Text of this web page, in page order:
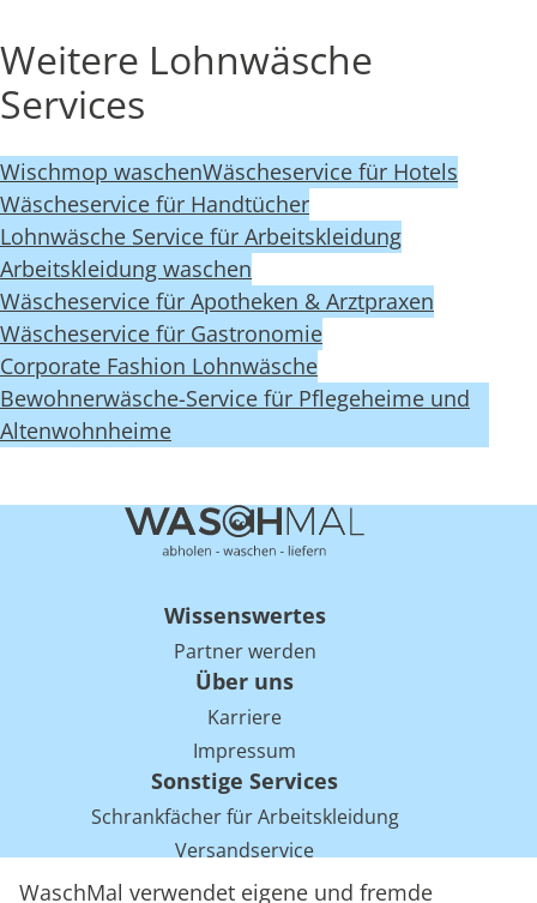
WaschMal verwendet eigene und fremde
Weitere Lohnwäsche
Services
Wischmop waschenWäscheservice für Hotels
Wäscheservice für Handtücher
Lohnwäsche Service für Arbeitskleidung
Arbeitskleidung waschen
Wäscheservice für Apotheken & Arztpraxen
Wäscheservice für Gastronomie
Corporate Fashion Lohnwäsche
Bewohnerwäsche-Service für Pflegeheime und
Altenwohnheime
Wissenswertes
Partner werden
Über uns
Karriere
Impressum
Sonstige Services
Schrankfächer für Arbeitskleidung
Versandservice
Einsparpotentiale für Mietwäsche bei Arbeitskleidung